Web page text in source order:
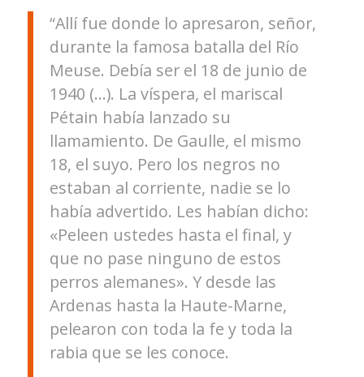
“Allí fue donde lo apresaron, señor,
durante la famosa batalla del Río
Meuse. Debía ser el 18 de junio de
1940 (…). La víspera, el mariscal
Pétain había lanzado su
llamamiento. De Gaulle, el mismo
18, el suyo. Pero los negros no
estaban al corriente, nadie se lo
había advertido. Les habían dicho:
«Peleen ustedes hasta el final, y
que no pase ninguno de estos
perros alemanes». Y desde las
Ardenas hasta la Haute-Marne,
pelearon con toda la fe y toda la
rabia que se les conoce.